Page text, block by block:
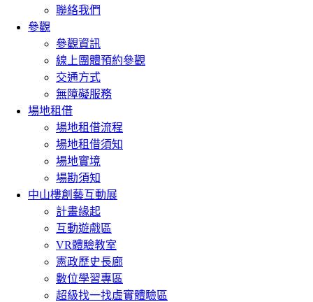
聯絡我們
參觀
參觀資訊
線上團體預約參觀
交通方式
無障礙服務
場地租借
場地租借流程
場地租借須知
場地實境
場勘須知
中山樓創藝互動展
計畫緣起
互動遊戲區
VR體驗教室
憲政歷史長廊
數位學習專區
超級找一找虛實體驗區